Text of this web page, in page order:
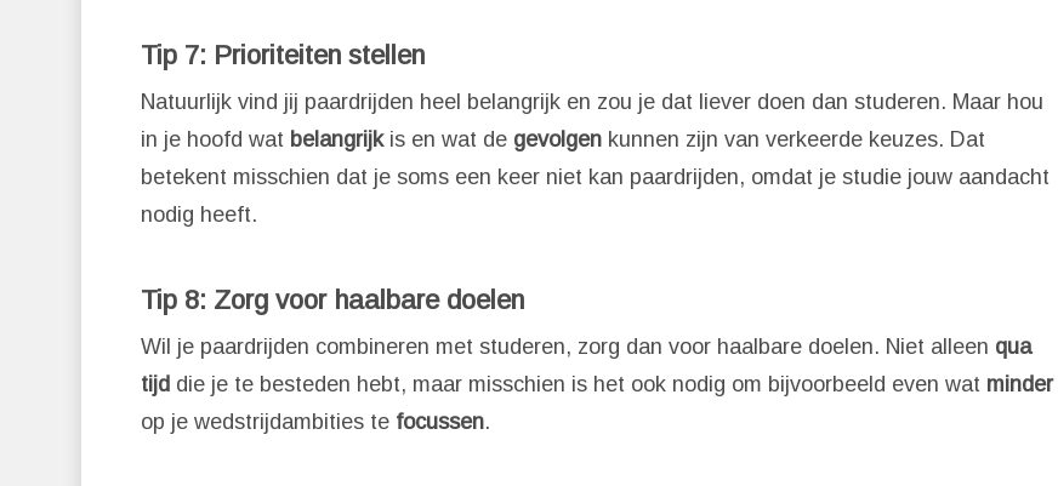
Tip 7: Prioriteiten stellen
Natuurlijk vind jij paardrijden heel belangrijk en zou je dat liever doen dan studeren. Maar hou
in je hoofd wat belangrijkis en wat de gevolgenkunnen zijn van verkeerde keuzes. Dat
betekent misschien dat je soms een keer niet kan paardrijden, omdat je studie jouw aandacht
nodig heeft.
Tip 8: Zorg voor haalbare doelen
Wil je paardrijden combineren met studeren, zorg dan voor haalbare doelen. Niet alleen qua
tijd die je te besteden hebt, maar misschien is het ook nodig om bijvoorbeeld even wat minder
op je wedstrijdambities te focussen.